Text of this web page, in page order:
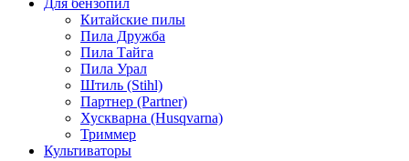
Для бензопил
Китайские пилы
Пила Дружба
Пила Тайга
Пила Урал
Штиль (Stihl)
Партнер (Partner)
Хускварна (Husqvarna)
Триммер
Культиваторы